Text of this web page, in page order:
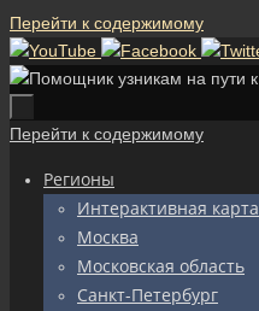
Перейти к содержимому
Перейти к содержимому
Регионы
Интерактивная карта
Москва
Московская область
Санкт-Петербург